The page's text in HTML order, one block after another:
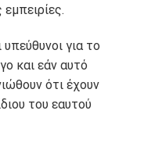
για το
και εάν αυτό
ότι έχουν
του εαυτού